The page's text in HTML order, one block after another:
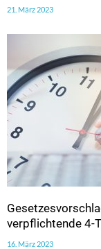
21. März 2023
verpflichtende 4-
16. März 2023